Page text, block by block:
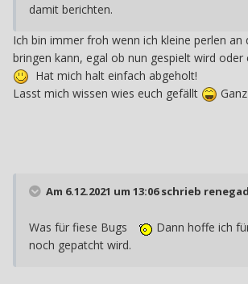
damit berichten.
Ich bin immer froh wenn ich kleine perlen an
bringen kann, egal ob nun gespielt wird oder
Hat mich halt einfach abgeholt!
Lasst mich wissen wies euch gefällt
Am 6.12.2021 um 13:06 schrieb
Was für fiese Bugs
Dann hoffe ich
noch gepatcht wird.